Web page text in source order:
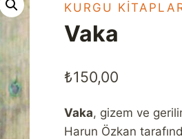
KURGU
Vaka
₺150,00
Vaka, gizem ve
Harun Özkan